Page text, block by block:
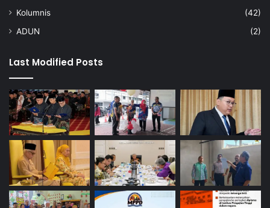
Kolumnis
(42)
ADUN
(2)
Last Modified Posts